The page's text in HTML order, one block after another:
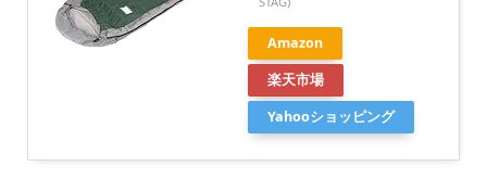
Amazon
楽天市場
Yahooショッピング